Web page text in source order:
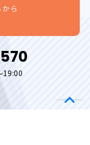
ら
19:00